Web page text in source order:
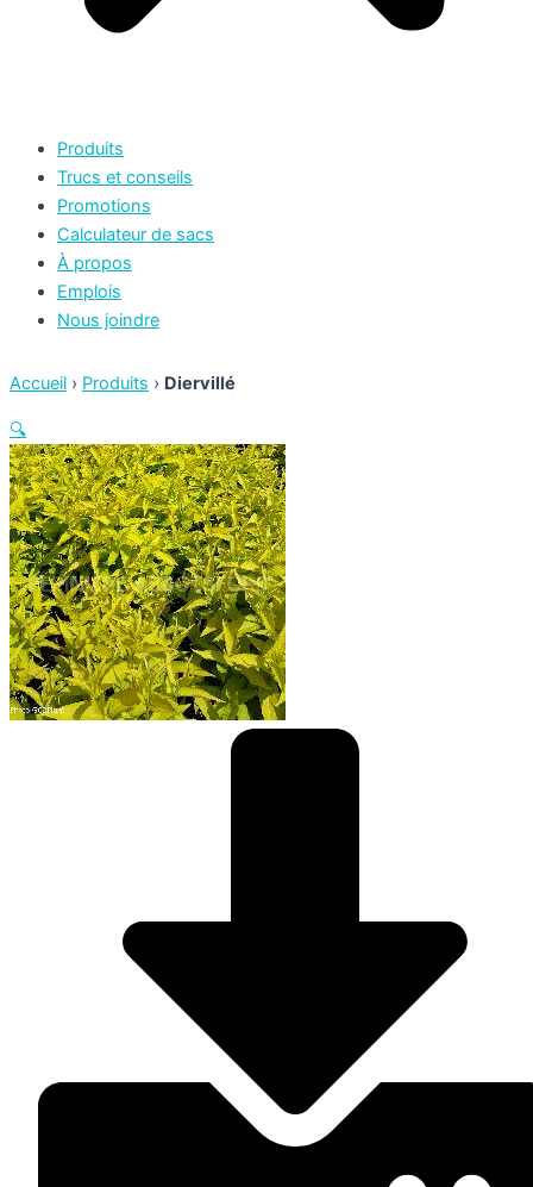
Produits
Trucs et conseils
Promotions
Calculateur de sacs
À propos
Emplois
Nous joindre
Accueil › Produits › Diervillé
🔍